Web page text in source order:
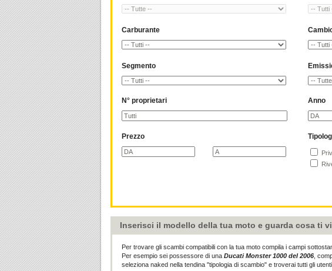
Carburante
Segmento
N° proprietari Anno
Prezzo
Inserisci il modello della tua moto e guarda cosa ti
Per trovare gli scambi compatibili con la tua moto compila i campi
Per esempio sei possessore di una Ducati Monster 1000 del 2006 ,
seleziona naked nella tendina "tipologia di scambio" e troverai tutti gli